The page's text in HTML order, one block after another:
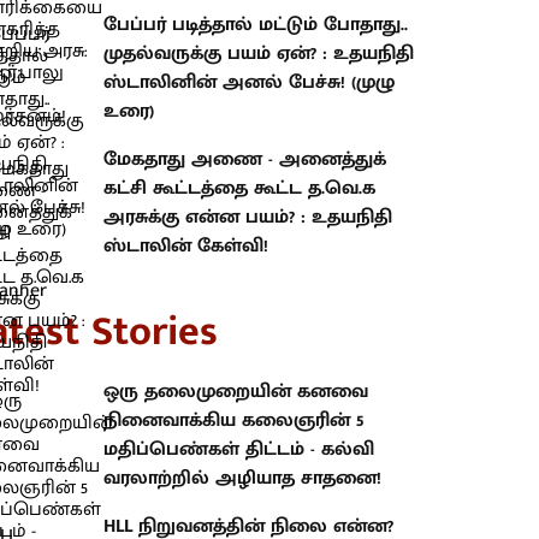
பேப்பர் படித்தால் மட்டும் போதாது..
முதல்வருக்கு பயம் ஏன்? : உதயநிதி
ஸ்டாலினின் அனல் பேச்சு! (முழு
உரை)
மேகதாது அணை - அனைத்துக்
கட்சி கூட்டத்தை கூட்ட த.வெ.க
அரசுக்கு என்ன பயம்? : உதயநிதி
ஸ்டாலின் கேள்வி!
Stories
ஒரு தலைமுறையின் கனவை
நினைவாக்கிய கலைஞரின் 5
மதிப்பெண்கள் திட்டம் - கல்வி
வரலாற்றில் அழியாத சாதனை!
HLL நிறுவனத்தின் நிலை என்ன?